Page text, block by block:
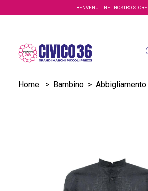
Salta al contenuto principaleBENVENUTI NEL NOSTRO STORE
Home > Bambino > Abbigliamento